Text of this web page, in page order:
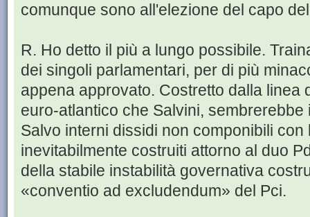
comunque sono all'elezione del capo
R. Ho detto il più a lungo possibile.
dei singoli parlamentari, per di più
appena approvato. Costretto dalla linea
euro-atlantico che Salvini,
Salvo interni dissidi non componibili
inevitabilmente costruiti attorno al duo
della stabile instabilità governativa
«conventio ad excludendum» del Pci.